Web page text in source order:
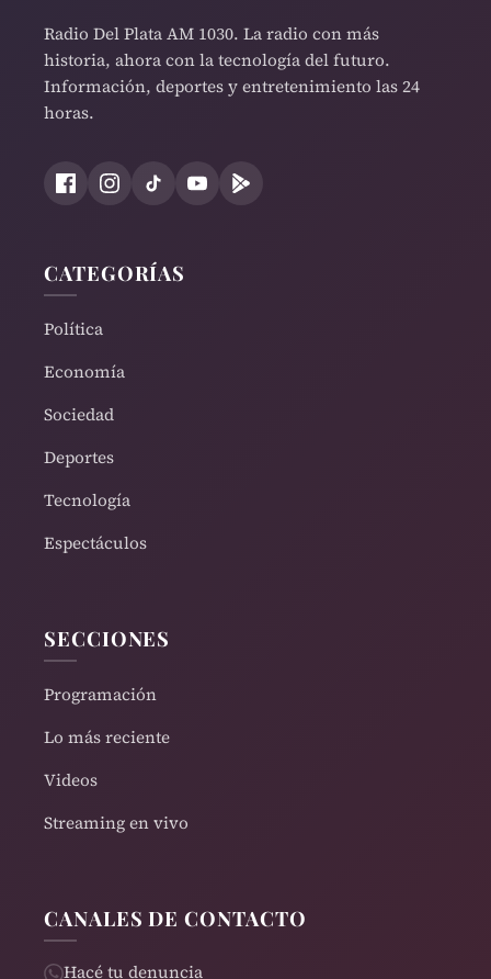
Radio Del Plata AM 1030. La radio con más
historia, ahora con la tecnología del futuro.
Información, deportes y entretenimiento las 24
horas.
CATEGORÍAS
Política
Economía
Sociedad
Deportes
Tecnología
Espectáculos
SECCIONES
Programación
Lo más reciente
Videos
Streaming en vivo
CANALES DE CONTACTO
Hacé tu denuncia